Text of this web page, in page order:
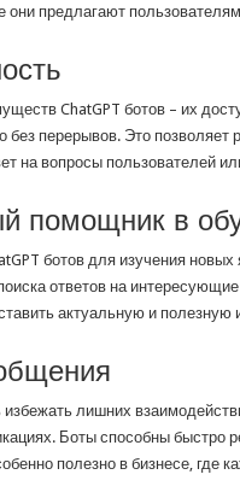
они предлагают
ChatGPT ботов – их
без перерывов. Это
на вопросы пользователей
помощник в
ботов для изучения
ответов на
актуальную и
лишних
Боты способны быстро
полезно в бизнесе, где